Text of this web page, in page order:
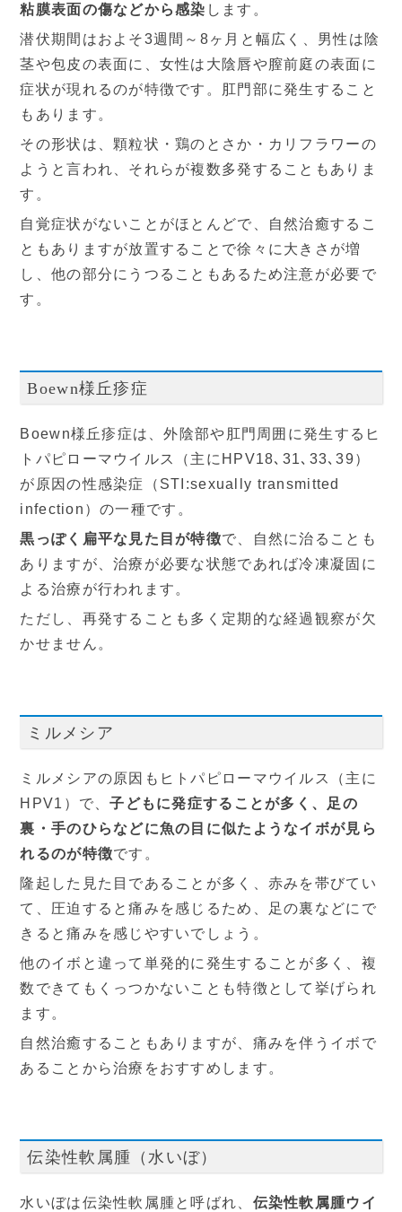
粘膜表面の傷などから感染 します。
潜伏期間はおよそ3週間～8ヶ月と幅広く、男性は陰
茎や包皮の表面に、女性は大陰唇や膣前庭の表面に
症状が現れるのが特徴です。肛門部に発生すること
もあります。
その形状は、顆粒状・鶏のとさか・カリフラワーの
ようと言われ、それらが複数多発することもありま
す。
自覚症状がないことがほとんどで、自然治癒するこ
ともありますが放置することで徐々に大きさが増
し、他の部分にうつることもあるため注意が必要で
す。
Boewn様丘疹症
Boewn様丘疹症は、外陰部や肛門周囲に発生するヒ
トパピローマウイルス（主にHPV18､31､33､39）
が原因の性感染症（STI:sexually transmitted
infection）の一種です。
黒っぽく扁平な見た目が特徴で、自然に治ることも
ありますが、治療が必要な状態であれば冷凍凝固に
よる治療が行われます。
ただし、再発することも多く定期的な経過観察が欠
かせません。
ミルメシア
ミルメシアの原因もヒトパピローマウイルス（主に
HPV1）で、子どもに発症することが多く、足の
裏・手のひらなどに魚の目に似たようなイボが見ら
れるのが特徴です。
隆起した見た目であることが多く、赤みを帯びてい
て、圧迫すると痛みを感じるため、足の裏などにで
きると痛みを感じやすいでしょう。
他のイボと違って単発的に発生することが多く、複
数できてもくっつかないことも特徴として挙げられ
ます。
自然治癒することもありますが、痛みを伴うイボで
あることから治療をおすすめします。
伝染性軟属腫（水いぼ）
水いぼは伝染性軟属腫と呼ばれ、 伝染性軟属腫ウイ